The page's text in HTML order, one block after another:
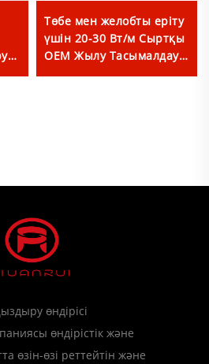
Төбе мен желобты еріту
үшін 20-30 Вт/м Сыртқы
ОЕМ Жылу Тасымалдау
Кабелі
өндірісі
өндірістік және
өзін-өзі реттейтін және